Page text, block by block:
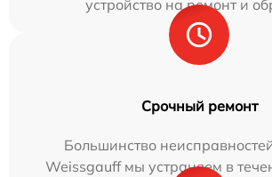
устройство на ремонт и
Срочный ремонт
Большинство
Weissgauff мы устраняем в